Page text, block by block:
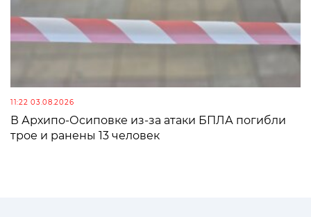
11:22 03.08.2026
В Архипо-Осиповке из-за атаки БПЛА погибли
трое и ранены 13 человек